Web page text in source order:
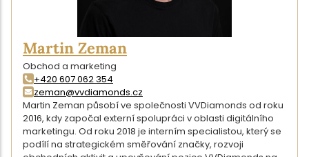
Martin Zeman
Obchod a marketing
+420 607 062 354
zeman@vvdiamonds.cz
Martin Zeman působí ve společnosti VVDiamonds od roku
2016, kdy započal externí spolupráci v oblasti digitálního
marketingu. Od roku 2018 je interním specialistou, který se
podílí na strategickém směřování značky, rozvoji